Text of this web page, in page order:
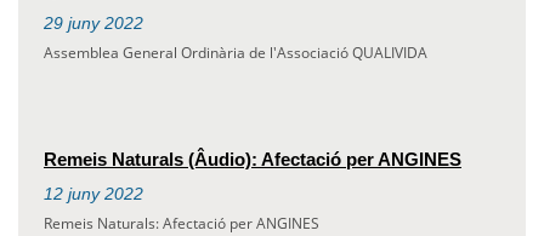
29 juny 2022
Assemblea General Ordinària de l'Associació QUALIVIDA
Remeis Naturals (Âudio): Afectació per ANGINES
12 juny 2022
Remeis Naturals: Afectació per ANGINES